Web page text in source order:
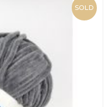
SOLD